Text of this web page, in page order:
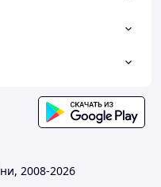
2008-2026